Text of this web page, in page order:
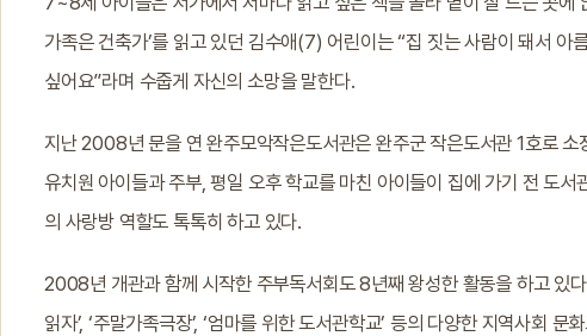
가족은 건축가’를 읽고 있던 김수애(7) 어린이는 “집 짓는 사람이 돼서 아
싶어요”라며 수줍게 자신의 소망을 말한다.
지난 2008년 문을 연 완주모악작은도서관은 완주군 작은도서관 1호로
유치원 아이들과 주부, 평일 오후 학교를 마친 아이들이 집에 가기 전 도
의 사랑방 역할도 톡톡히 하고 있다.
2008년 개관과 함께 시작한 주부독서회도 8년째 왕성한 활동을 하고 있다
읽자’, ‘주말가족극장’, ‘엄마를 위한 도서관학교’ 등의 다양한 지역사회 문